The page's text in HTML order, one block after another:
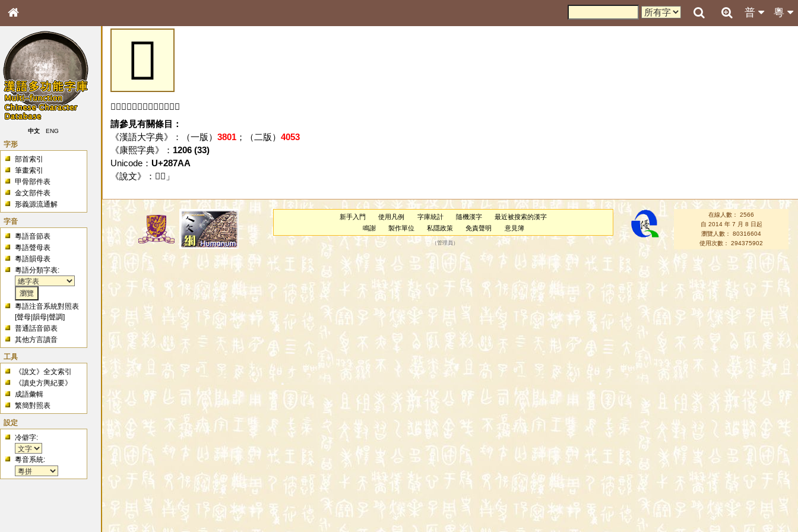
粵
普
中文 ENG
字形
部首索引
筆畫索引
甲骨部件表
金文部件表
形義源流通解
字音
粵語音節表
粵語聲母表
粵語韻母表
粵語分類字表:
粵語注音系統對照表
[聲母 |韻母 |聲調]
普通話音節表
其他方言讀音
工具
《說文》全文索引
《讀史方輿紀要》
成語彙輯
繁簡對照表
設定
冷僻字:
粵音系統:
𨞪
「𨞪」字未收錄於本資料庫。
請參見有關條目：
《漢語大字典》：（一版） 3801；（二版） 4053
《康熙字典》： 1206 (33)
Unicode： U+287AA
《說文》：「 𨞪 」
新手入門 使用凡例 字庫統計 隨機漢字
最近被搜索的漢字
鳴謝
製作單位 私隱政策 免責聲明 意見簿
（管理員 ）
在線人數： 2566
自 2014 年 7 月 8 日起
瀏覽人數： 80316604
使用次數： 294375902